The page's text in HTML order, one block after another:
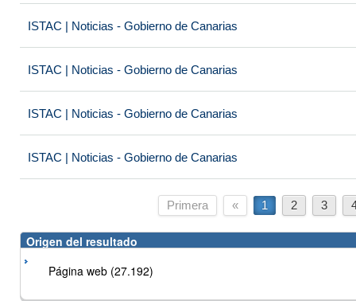
ISTAC | Noticias - Gobierno de Canarias
ISTAC | Noticias - Gobierno de Canarias
ISTAC | Noticias - Gobierno de Canarias
ISTAC | Noticias - Gobierno de Canarias
Primera « 1 2 3
Origen del resultado
Página web (27.192)